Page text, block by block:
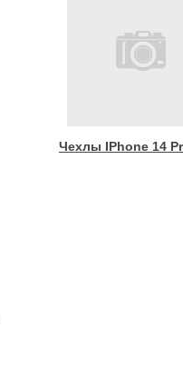
Чехлы IPhone 14